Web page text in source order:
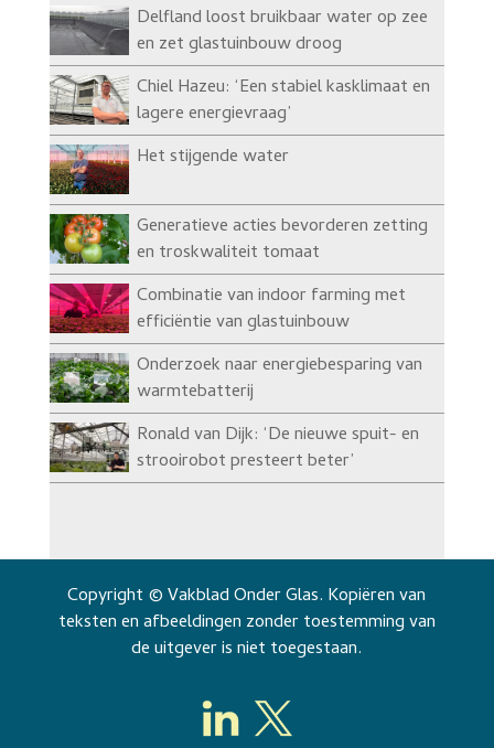
Delfland loost bruikbaar water op zee
en zet glastuinbouw droog
Chiel Hazeu: ‘Een stabiel kasklimaat en
lagere energievraag’
Het stijgende water
Generatieve acties bevorderen zetting
en troskwaliteit tomaat
Combinatie van indoor farming met
efficiëntie van glastuinbouw
Onderzoek naar energiebesparing van
warmtebatterij
Ronald van Dijk: ‘De nieuwe spuit- en
strooirobot presteert beter’
Copyright © Vakblad Onder Glas. Kopiëren van
teksten en afbeeldingen zonder toestemming van
de uitgever is niet toegestaan.